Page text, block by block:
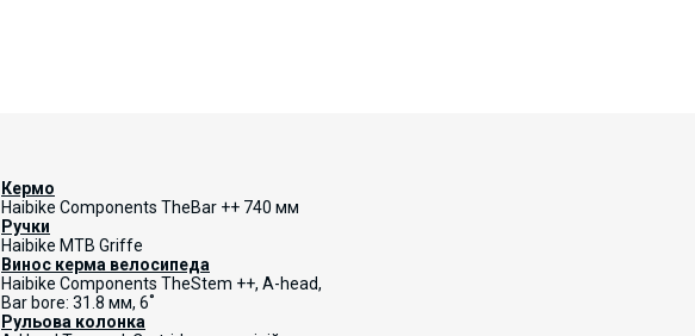
Кермо
Haibike Components TheBar ++ 740 мм
Ручки
Haibike MTB Griffe
Винос керма велосипеда
Haibike Components TheStem ++, A-head,
Bar bore: 31.8 мм, 6˚
Рульова колонка